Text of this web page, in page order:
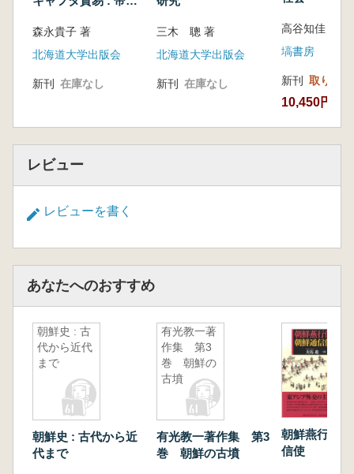
ラシア商業
森永貴子 著
北海道大学出版会
新刊 在庫なし
三木 聰 著
北海道大学出版会
新刊 在庫なし
高谷知佳 著
塙書房
新刊 取り寄せ
10,450円
レビュー
レビューを書く
あなたへのおすすめ
朝鮮史 : 古
代から近代
まで
朝鮮史 : 古代から近
代まで
有光教一著
作集 第3
巻 朝鮮の
古墳
有光教一著作集 第3
巻 朝鮮の古墳
朝鮮燕行使
信使